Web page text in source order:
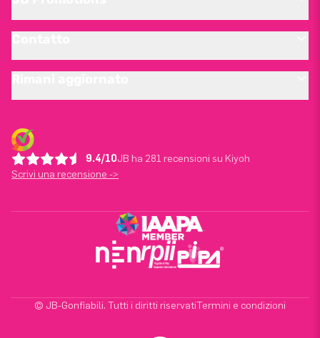
9.4/10JB ha 281 recensioni su Kiyoh
Scrivi una recensione ->
© JB-Gonfiabili. Tutti i diritti riservatiTermini e condizioni